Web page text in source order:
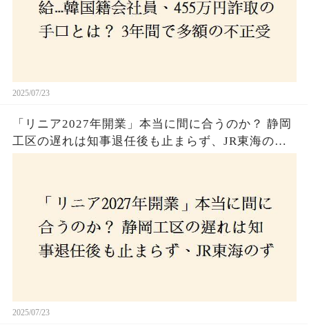
2025/07/23
「リニア2027年開業」本当に間に合うのか？ 静岡
工区の遅れは知事退任後も止まらず、JR東海のず
2025/07/23